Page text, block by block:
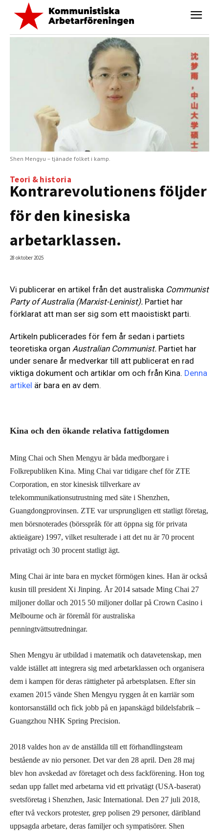
Shen Mengyu – tjänade folket i kamp.
Teori & historia
Kontrarevolutionens följder
för den kinesiska
arbetarklassen.
28 oktober 2025
Vi publicerar en artikel från det australiska Communist
Party of Australia (Marxist-Leninist). Partiet har
förklarat att man ser sig som ett maoistiskt parti.
Artikeln publicerades för fem år sedan i partiets
teoretiska organ Australian Communist. Partiet har
under senare år medverkar till att publicerat en rad
viktiga dokument och artiklar om och från Kina. Denna
artikel är bara en av dem.
Kina och den ökande relativa fattigdomen
Ming Chai och Shen Mengyu är båda medborgare i
Folkrepubliken Kina. Ming Chai var tidigare chef för ZTE
Corporation, en stor kinesisk tillverkare av
telekommunikationsutrustning med säte i Shenzhen,
Guangdongprovinsen. ZTE var ursprungligen ett statligt företag,
men börsnoterades (börsspråk för att öppna sig för privata
aktieägare) 1997, vilket resulterade i att det nu är 70 procent
privatägt och 30 procent statligt ägt.
Ming Chai är inte bara en mycket förmögen kines. Han är också
kusin till president Xi Jinping. År 2014 satsade Ming Chai 27
miljoner dollar och 2015 50 miljoner dollar på Crown Casino i
Melbourne och är föremål för australiska
penningtvättsutredningar.
Shen Mengyu är utbildad i matematik och datavetenskap, men
valde istället att integrera sig med arbetarklassen och organisera
dem i kampen för deras rättigheter på arbetsplatsen. Efter sin
examen 2015 vände Shen Mengyu ryggen åt en karriär som
kontorsanställd och fick jobb på en japanskägd bildelsfabrik –
Guangzhou NHK Spring Precision.
2018 valdes hon av de anställda till ett förhandlingsteam
bestående av nio personer. Det var den 28 april. Den 28 maj
blev hon avskedad av företaget och dess fackförening. Hon tog
sedan upp fallet med arbetarna vid ett privatägt (USA-baserat)
svetsföretag i Shenzhen, Jasic International. Den 27 juli 2018,
efter två veckors protester, grep polisen 29 personer, däribland
uppsagda arbetare, deras familjer och sympatisörer. Shen